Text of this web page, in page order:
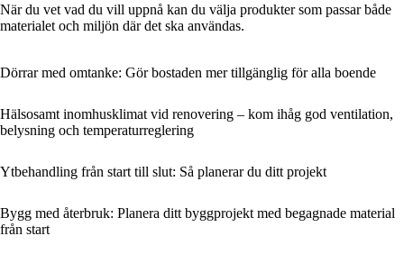
När du vet vad du vill uppnå kan du välja produkter som passar både
materialet och miljön där det ska användas.
Dörrar med omtanke: Gör bostaden mer tillgänglig för alla boende
Hälsosamt inomhusklimat vid renovering – kom ihåg god ventilation,
belysning och temperaturreglering
Ytbehandling från start till slut: Så planerar du ditt projekt
Bygg med återbruk: Planera ditt byggprojekt med begagnade material
från start